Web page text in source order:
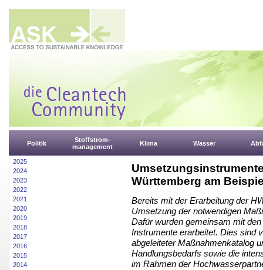
Politik
Stoffstrom-
management
Klima Wasser
2025
2024
2023
2022
2021
2020
2019
2018
2017
2016
2015
2014
Württemberg am
Bereits mit der Erarbeitung der
Umsetzung der notwendigen
Dafür wurden gemeinsam mit
Instrumente erarbeitet. Dies sind
abgeleiteter Maßnahmenkatalog
Handlungsbedarfs sowie die
im Rahmen der